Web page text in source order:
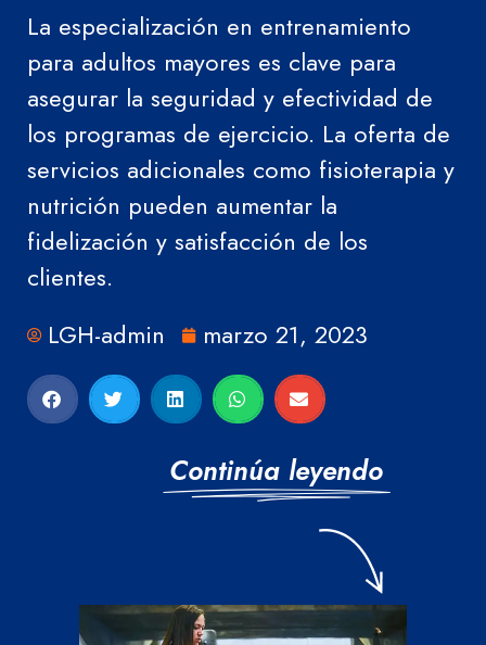
La especialización en entrenamiento
para adultos mayores es clave para
asegurar la seguridad y efectividad de
los programas de ejercicio. La oferta de
servicios adicionales como fisioterapia y
nutrición pueden aumentar la
fidelización y satisfacción de los
clientes.
LGH-admin
marzo 21, 2023
Continúa leyendo